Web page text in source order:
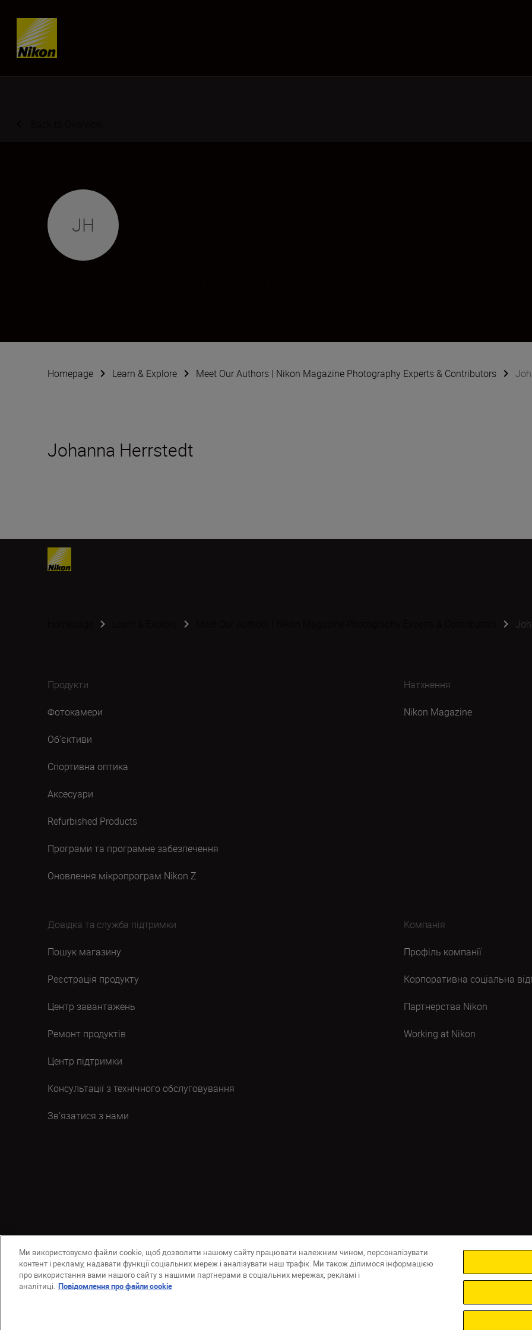
Skip content
JH
Homepage Learn & Explore Meet Our Authors | Nikon Magazine Photography Experts & Contributors
Johanna Herrstedt
Продукти
Фотокамери
Об’єктиви
Спортивна оптика
Аксесуари
Refurbished Products
Програми та програмне забезпечення
Оновлення мікропрограм Nikon Z
Натхнення
Nikon Magazine
Довідка та служба підтримки
Пошук магазину
Реєстрація продукту
Центр завантажень
Ремонт продуктів
Центр підтримки
Консультації з технічного обслуговування
Зв’язатися з нами
Компанія
Профіль компанії
Корпоративна соціальна
Партнерства Nikon
Working at Nikon
UA Сайти Nikon Зв’язатися з нами Політика конфіденційності Умови використання Повідомлення про файли
© 2026 Nikon
Ми використовуємо файли cookie, щоб дозволити нашому сайту працювати належним чином, персоналізувати
контент і рекламу, надавати функції соціальних мереж і аналізувати наш трафік. Ми також ділимося інформацією
про використання вами нашого сайту з нашими партнерами в соціальних мережах, рекламі і
аналітиці. Повідомлення про файли cookie